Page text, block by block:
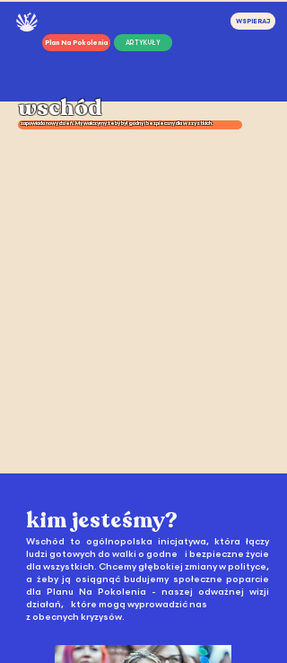
Plan Na Pokolenia ARTYKUŁY
WSPIERAJ
zapowiada nowy dzień. My walczymy żeby był godny i bezpieczny dla wszystkich.
wschód
kim jesteśmy?
Wschód to ogólnopolska inicjatywa, która łączy
ludzi gotowych do walki o godne i bezpieczne życie
dla wszystkich. Chcemy głębokiej zmiany w polityce,
a żeby ją osiągnąć budujemy społeczne poparcie
dla Planu Na Pokolenia - naszej odważnej wizji
działań, które mogą wyprowadzić nas
z obecnych kryzysów.